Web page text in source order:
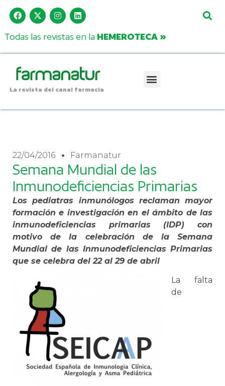
Todas las revistas en la HEMEROTECA »
La revista del canal farmacia
22/04/2016 Farmanatur
Semana Mundial de las
Inmunodeficiencias Primarias
Los pediatras inmunólogos reclaman mayor
formación e investigación en el ámbito de las
inmunodeficiencias primarias (IDP) con
motivo de la celebración de la Semana
Mundial de las Inmunodeficiencias Primarias
que se celebra del 22 al 29 de abril
La falta
de